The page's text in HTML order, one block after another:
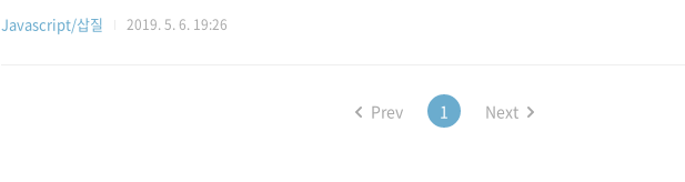
e, String(translateResult.message.result.translatedText))); 위의 코드도 원래 edited: any 였는데 object, arr
Javascript/삽질 2019. 5. 6. 19:26
Prev 1 Next